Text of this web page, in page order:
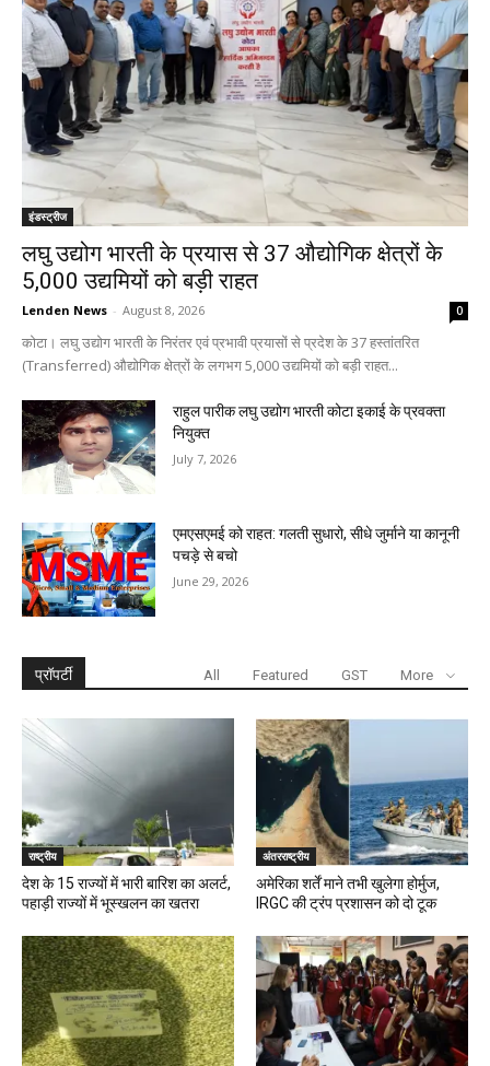
इंडस्ट्रीज
लघु उद्योग भारती के प्रयास से 37 औद्योगिक क्षेत्रों के
5,000 उद्यमियों को बड़ी राहत
Lenden News - August 8, 2026 0
कोटा। लघु उद्योग भारती के निरंतर एवं प्रभावी प्रयासों से प्रदेश के 37 हस्तांतरित
(Transferred) औद्योगिक क्षेत्रों के लगभग 5,000 उद्यमियों को बड़ी राहत...
राहुल पारीक लघु उद्योग भारती कोटा इकाई के प्रवक्ता
नियुक्त
July 7, 2026
एमएसएमई को राहत: गलती सुधारो, सीधे जुर्माने या कानूनी
पचड़े से बचो
June 29, 2026
प्रॉपर्टी All Featured GST More
राष्ट्रीय
देश के 15 राज्यों में भारी बारिश का अलर्ट,
पहाड़ी राज्यों में भूस्खलन का खतरा
अंतरराष्ट्रीय
अमेरिका शर्तें माने तभी खुलेगा होर्मुज,
IRGC की ट्रंप प्रशासन को दो टूक